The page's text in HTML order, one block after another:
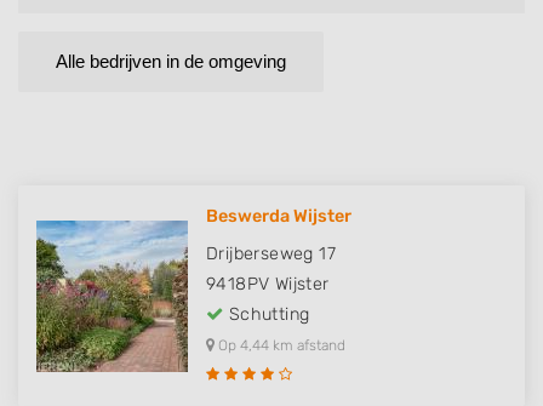
Alle bedrijven in de omgeving
Beswerda Wijster
Drijberseweg 17
9418PV Wijster
Schutting
Op 4,44 km afstand